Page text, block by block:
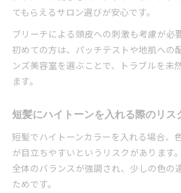
てもらえるサロン選びが安心です。
ブリーチによる頭皮への刺激も考慮が必
初めての方は、パッチテストや地肌への
ンズ美容室を選ぶことで、トラブルを未
ます。
短髪にハイトーンを入れる際のリス
短髪でハイトーンカラーを入れる場合、
が目立ちやすいというリスクがあります
全体のバランスが強調され、少しの色の
ためです。